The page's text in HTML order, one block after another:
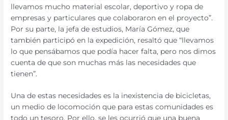
llevamos mucho material escolar, deportivo y ropa de
empresas y particulares que colaboraron en el proyecto”.
Por su parte, la jefa de estudios, María Gómez, que
también participó en la expedición, resaltó que “llevamos
lo que pensábamos que podía hacer falta, pero nos dimos
cuenta de que son muchas más las necesidades que
tienen”.
Una de estas necesidades es la inexistencia de bicicletas,
un medio de locomoción que para estas comunidades es
todo un tesoro. Por ello, se les ocurrió que una buena